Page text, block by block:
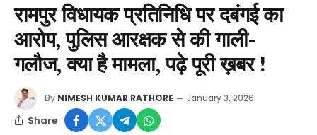
रामपुर विधायक प्रतिनिधि पर दबंगई का
आरोप, पुलिस आरक्षक से की गाली-
गलौज, क्या है मामला, पढ़े पूरी ख़बर !
By NIMESH KUMAR RATHORE January 3, 2026
Share